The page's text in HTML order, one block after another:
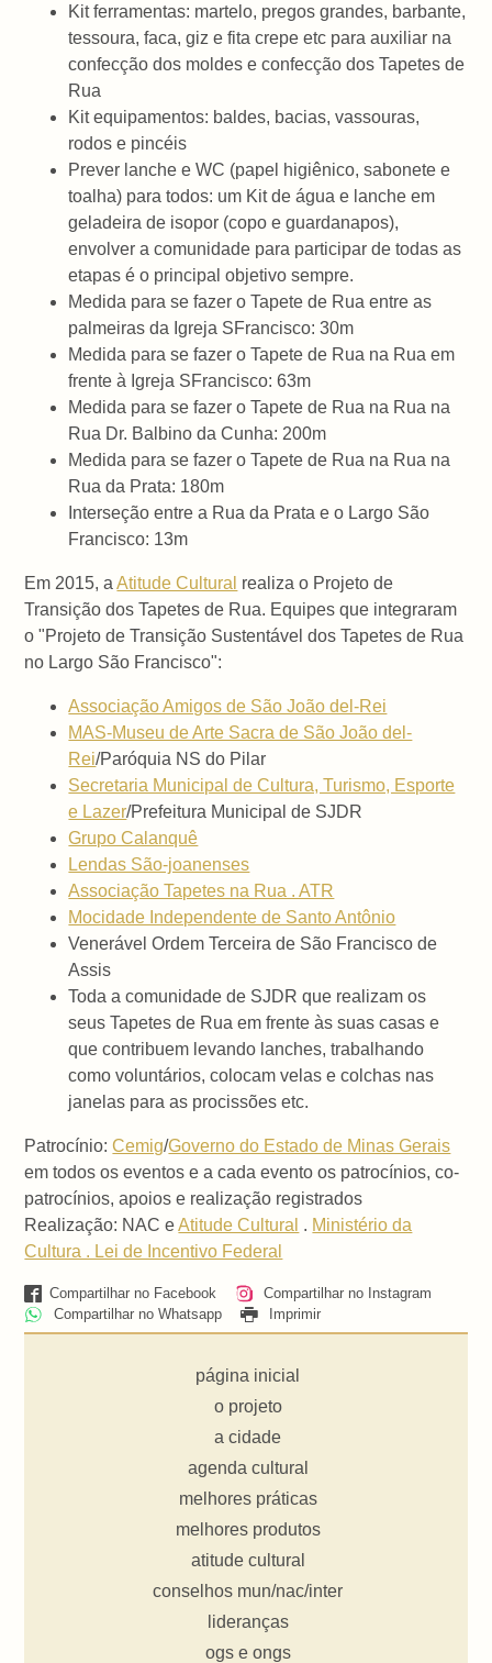
Kit ferramentas: martelo, pregos grandes, barbante,
tessoura, faca, giz e fita crepe etc para auxiliar na
confecção dos moldes e confecção dos Tapetes de
Rua
Kit equipamentos: baldes, bacias, vassouras,
rodos e pincéis
Prever lanche e WC (papel higiênico, sabonete e
toalha) para todos: um Kit de água e lanche em
geladeira de isopor (copo e guardanapos),
envolver a comunidade para participar de todas as
etapas é o principal objetivo sempre.
Medida para se fazer o Tapete de Rua entre as
palmeiras da Igreja SFrancisco: 30m
Medida para se fazer o Tapete de Rua na Rua em
frente à Igreja SFrancisco: 63m
Medida para se fazer o Tapete de Rua na Rua na
Rua Dr. Balbino da Cunha: 200m
Medida para se fazer o Tapete de Rua na Rua na
Rua da Prata: 180m
Interseção entre a Rua da Prata e o Largo São
Francisco: 13m
Em 2015, aAtitude Cultural realiza o Projeto de
Transição dos Tapetes de Rua. Equipes que integraram
o "Projeto de Transição Sustentável dos Tapetes de Rua
no Largo São Francisco":
Associação Amigos de São João del-Rei
MAS-Museu de Arte Sacra de São João del-
Rei/Paróquia NS do Pilar
Secretaria Municipal de Cultura, Turismo, Esporte
e Lazer/Prefeitura Municipal de SJDR
Grupo Calanquê
Lendas São-joanenses
Associação Tapetes na Rua . ATR
Mocidade Independente de Santo Antônio
Venerável Ordem Terceira de São Francisco de
Assis
Toda a comunidade de SJDR que realizam os
seus Tapetes de Rua em frente às suas casas e
que contribuem levando lanches, trabalhando
como voluntários, colocam velas e colchas nas
janelas para as procissões etc.
Patrocínio:Cemig/Governo do Estado de Minas Gerais
em todos os eventos e a cada evento os patrocínios, co-
patrocínios, apoios e realização registrados
Realização: NAC eAtitude Cultural . Ministério da
Cultura . Lei de Incentivo Federal
Compartilhar no Facebook
Compartilhar no Instagram
Compartilhar no Whatsapp
Imprimir
página inicial
o projeto
a cidade
agenda cultural
melhores práticas
melhores produtos
atitude cultural
conselhos mun/nac/inter
lideranças
ogs e ongs